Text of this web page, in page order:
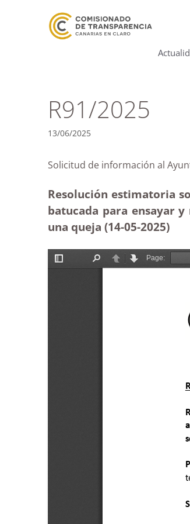
R91/2025
13/06/2025
Solicitud de información al
Resolución estimatoria
batucada para ensayar
una queja (14-05-2025)